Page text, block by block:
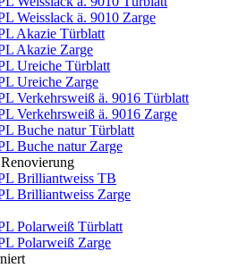
Weisslack ä. 9010 Zarge
Akazie Türblatt
Akazie Zarge
Ureiche Türblatt
Ureiche Zarge
Verkehrsweiß ä. 9016 Türblatt
Verkehrsweiß ä. 9016 Zarge
Buche natur Türblatt
Buche natur Zarge
Brilliantweiss TB
Brilliantweiss Zarge
Polarweiß Türblatt
Polarweiß Zarge